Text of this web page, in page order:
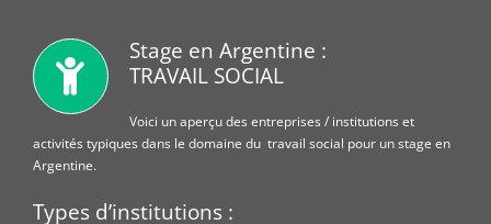
Stage en Argentine :
TRAVAIL SOCIAL
Voici un aperçu des entreprises / institutions et
activités typiques dans le domaine du travail social pour un stage en
Argentine.
Types d’institutions :